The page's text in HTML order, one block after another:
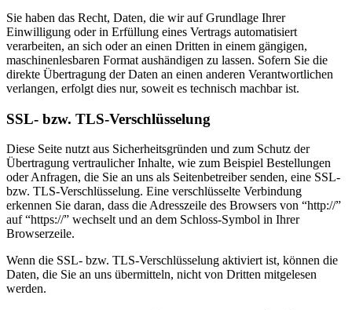
Sie haben das Recht, Daten, die wir auf Grundlage Ihrer
Einwilligung oder in Erfüllung eines Vertrags automatisiert
verarbeiten, an sich oder an einen Dritten in einem gängigen,
maschinenlesbaren Format aushändigen zu lassen. Sofern Sie die
direkte Übertragung der Daten an einen anderen Verantwortlichen
verlangen, erfolgt dies nur, soweit es technisch machbar ist.
SSL- bzw. TLS-Verschlüsselung
Diese Seite nutzt aus Sicherheitsgründen und zum Schutz der
Übertragung vertraulicher Inhalte, wie zum Beispiel Bestellungen
oder Anfragen, die Sie an uns als Seitenbetreiber senden, eine SSL-
bzw. TLS-Verschlüsselung. Eine verschlüsselte Verbindung
erkennen Sie daran, dass die Adresszeile des Browsers von “http://”
auf “https://” wechselt und an dem Schloss-Symbol in Ihrer
Browserzeile.
Wenn die SSL- bzw. TLS-Verschlüsselung aktiviert ist, können die
Daten, die Sie an uns übermitteln, nicht von Dritten mitgelesen
werden.